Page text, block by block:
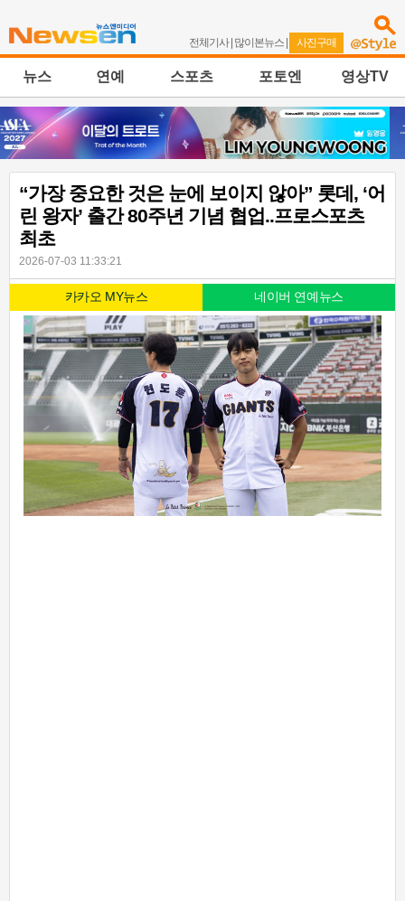
전체기사| 많이본뉴스 | 사진구매
뉴스 연예 스포츠 포토엔 영상TV
“가장 중요한 것은 눈에 보이지 않아” 롯데, ‘어
린 왕자’ 출간 80주년 기념 협업..프로스포츠
최초
2026-07-03 11:33:21
카카오 MY뉴스 네이버 연예뉴스